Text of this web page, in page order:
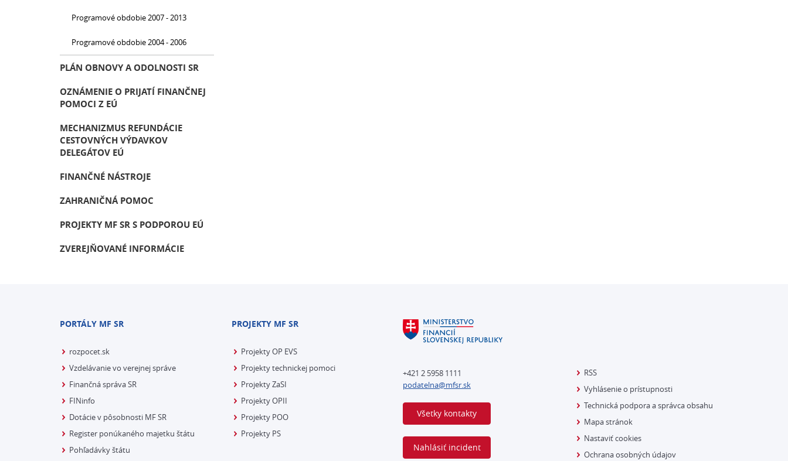
Programové obdobie 2007 - 2013
Programové obdobie 2004 - 2006
PLÁN OBNOVY A ODOLNOSTI SR
OZNÁMENIE O PRIJATÍ FINANČNEJ
POMOCI Z EÚ
MECHANIZMUS REFUNDÁCIE
CESTOVNÝCH VÝDAVKOV
DELEGÁTOV EÚ
FINANČNÉ NÁSTROJE
ZAHRANIČNÁ POMOC
PROJEKTY MF SR S PODPOROU EÚ
ZVEREJŇOVANÉ INFORMÁCIE
PORTÁLY MF SR
rozpocet.sk
Vzdelávanie vo verejnej správe
Finančná správa SR
FINinfo
Dotácie v pôsobnosti MF SR
Register ponúkaného majetku štátu
Pohľadávky štátu
PROJEKTY MF SR
Projekty OP EVS
Projekty technickej pomoci
Projekty ZaSI
Projekty OPII
Projekty POO
Projekty PS
+421 2 5958 1111
podatelna@mfsr.sk
Všetky kontakty
Nahlásiť incident
RSS
Vyhlásenie o prístupnosti
Technická podpora a správca obsahu
Mapa stránok
Nastaviť cookies
Ochrana osobných údajov